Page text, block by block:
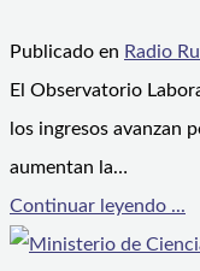
Publicado en Radio
El Observatorio
los ingresos avanzan
aumentan la…
Continuar leyendo ...